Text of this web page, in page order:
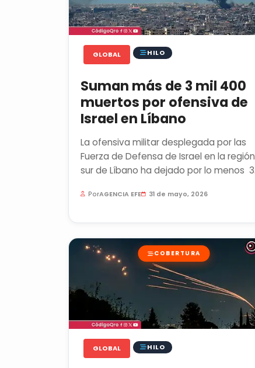
GLOBAL HILO
Suman más de 3 mil 400
muertos por ofensiva de
Israel en Líbano
La ofensiva militar desplegada por las
Fuerza de Defensa de Israel en la región
sur de Líbano ha dejado por lo menos 3
PorAGENCIA EFE 31 de mayo, 2026
COBERTURA
GLOBAL HILO